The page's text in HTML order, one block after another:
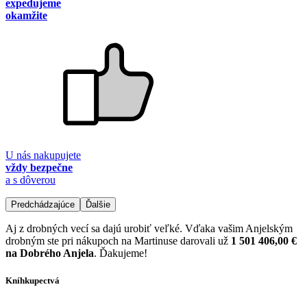
expedujeme
okamžite
U nás nakupujete
vždy bezpečne
a s dôverou
Predchádzajúce Ďalšie
Aj z drobných vecí sa dajú urobiť veľké. Vďaka vašim Anjelským
drobným ste pri nákupoch na Martinuse darovali už 1 501 406,00 €
na Dobrého Anjela. Ďakujeme!
Kníhkupectvá